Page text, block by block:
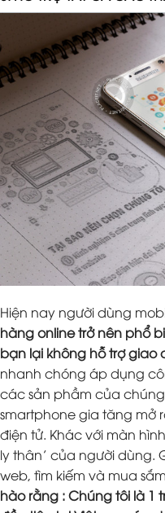
Hiện nay người dùng
hàng online trở nên phổ
bạn lại không hỗ trợ giao
nhanh chóng áp dụng
các sản phầm của
smartphone gia tăng mở
điện tử. Khác với màn
ly thân’ của người dùng.
web, tìm kiếm và mua
hào rằng : Chúng tôi là 1